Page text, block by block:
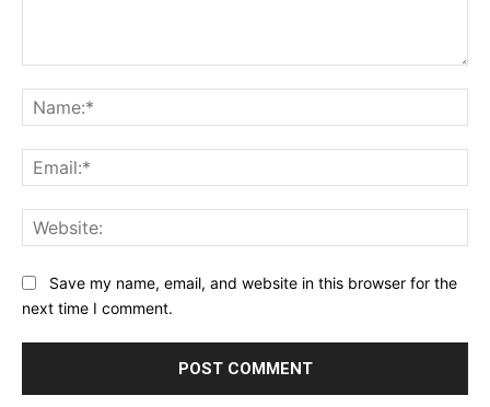
Save my name, email, and website in this browser for the
next time I comment.